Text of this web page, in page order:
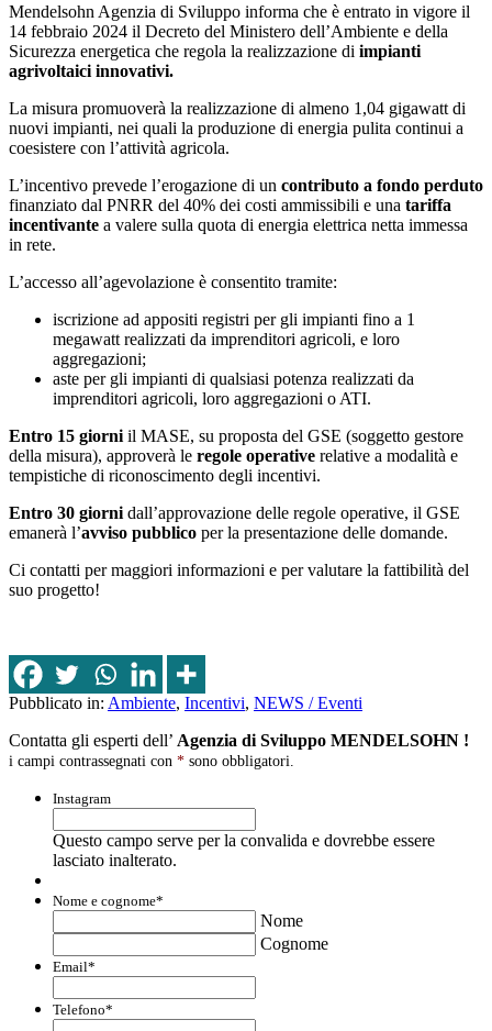
Mendelsohn Agenzia di Sviluppo informa che è entrato in vigore il
14 febbraio 2024 il Decreto del Ministero dell’Ambiente e della
Sicurezza energetica che regola la realizzazione di impianti
agrivoltaici innovativi.
La misura promuoverà la realizzazione di almeno 1,04 gigawatt di
nuovi impianti, nei quali la produzione di energia pulita continui a
coesistere con l’attività agricola.
L’incentivo prevede l’erogazione di un contributo a fondo perduto
finanziato dal PNRR del 40% dei costi ammissibili e una tariffa
incentivante a valere sulla quota di energia elettrica netta immessa
in rete.
L’accesso all’agevolazione è consentito tramite:
iscrizione ad appositi registri per gli impianti fino a 1
megawatt realizzati da imprenditori agricoli, e loro
aggregazioni;
aste per gli impianti di qualsiasi potenza realizzati da
imprenditori agricoli, loro aggregazioni o ATI.
Entro 15 giorni il MASE, su proposta del GSE (soggetto gestore
della misura), approverà le regole operative relative a modalità e
tempistiche di riconoscimento degli incentivi.
Entro 30 giorni dall’approvazione delle regole operative, il GSE
emanerà l’avviso pubblico per la presentazione delle domande.
Ci contatti per maggiori informazioni e per valutare la fattibilità del
suo progetto!
Pubblicato in: Ambiente, Incentivi, NEWS / Eventi
Contatta gli esperti dell’ Agenzia di Sviluppo MENDELSOHN !
i campi contrassegnati con * sono obbligatori.
Instagram
Questo campo serve per la convalida e dovrebbe essere
lasciato inalterato.
Nome e cognome*
Nome
Cognome
Email*
Telefono*